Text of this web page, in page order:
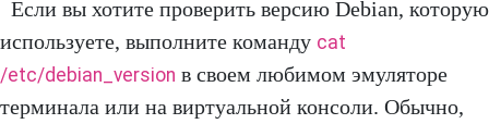
Если вы хотите проверить версию Debian, которую
используете, выполните команду cat
/etc/debian_version в своем любимом эмуляторе
терминала или на виртуальной консоли. Обычно,